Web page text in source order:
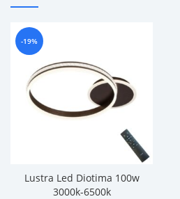
-19%
Lustra Led Diotima 100w
3000k-6500k